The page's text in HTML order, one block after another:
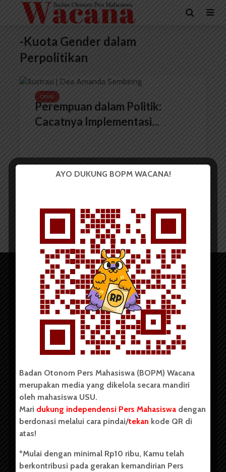
-Kuota Gender dalam
Perpolitikan
OPINI
Perempuan dalam Politik:
Cacatnya Implementasi...
7 menit waktu baca
Copyright © 2023. All rights reserved BOPM WACANA.
Badan Otonom Pers Mahasiswa (BOPM) Wacana merupakan
pers mahasiswa yang berdiri di luar kampus dan dikelola
secara mandiri oleh mahasiswa Universitas Sumatera Utara
(USU). Sebelumnya BOPM Wacana merupakan salah satu
Unit Kegiatan Mahasiswa (UKM) di Universitas Sumatera
berdiri pada 1 Juli 1995.
AYO DUKUNG BOPM WACANA!
Badan Otonom Pers Mahasiswa (BOPM) Wacana
merupakan media yang dikelola secara mandiri
oleh mahasiswa USU.
Mari dukung independensi Pers Mahasiswa dengan
berdonasi melalui cara pindai/tekan kode QR di
atas!
*Mulai dengan minimal Rp10 ribu, Kamu telah
berkontribusi pada gerakan kemandirian Pers